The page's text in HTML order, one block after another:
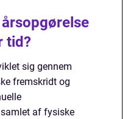
tid?
sig gennem
fremskridt og
af fysiske